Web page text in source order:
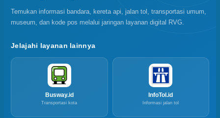
Temukan informasi bandara, kereta api, jalan tol, transportasi umum,
museum, dan kode pos melalui jaringan layanan digital RVG.
Jelajahi layanan lainnya
Busway.id
Transportasi kota
InfoTol.id
Informasi jalan tol